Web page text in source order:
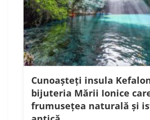
Cunoașteți insula
bijuteria Mării Ionice
frumusețea naturală și